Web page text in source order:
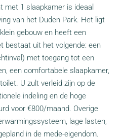
met 1 slaapkamer is ideaal
van het Duden Park. Het ligt
gebouw en heeft een
bestaat uit het volgende: een
met toegang tot een
een comfortabele slaapkamer,
U zult verleid zijn op de
indeling en de hoge
voor €800/maand. Overige
lage lasten,
in de mede-eigendom.